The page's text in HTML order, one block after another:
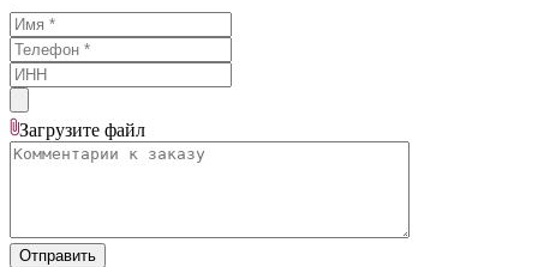
Загрузите файл
Отправить